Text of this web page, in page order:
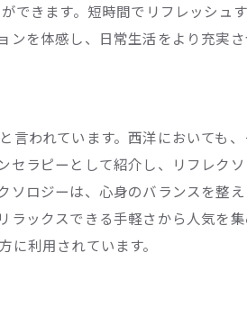
ッシュに最適な恵比寿駅近くのリフ
活でのストレス軽減法
ソロジーを選ぶ理由
ライベート空間で体感するリフレク
る環境での施術の利点
できます。短時間でリフレッシュ
を体感し、日常生活をより充実さ
われています。西洋においても
セラピーとして紹介し、リフレク
ロジーは、心身のバランスを整
ックスできる手軽さから人気を
利用されています。